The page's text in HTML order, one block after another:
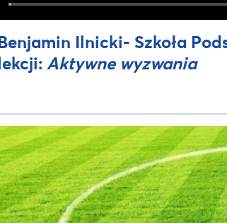
Ilnicki- Szkoła
Aktywne wyzwania